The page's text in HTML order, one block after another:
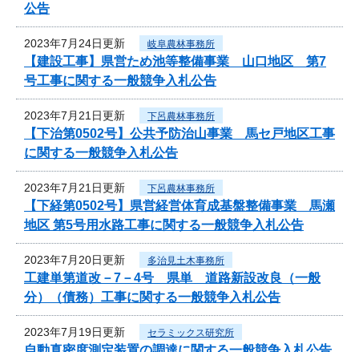
公告
2023年7月24日更新 岐阜農林事務所
【建設工事】県営ため池等整備事業 山口地区 第7
号工事に関する一般競争入札公告
2023年7月21日更新 下呂農林事務所
【下治第0502号】公共予防治山事業 馬セ戸地区工事
に関する一般競争入札公告
2023年7月21日更新 下呂農林事務所
【下経第0502号】県営経営体育成基盤整備事業 馬瀬
地区 第5号用水路工事に関する一般競争入札公告
2023年7月20日更新 多治見土木事務所
工建単第道改－7－4号 県単 道路新設改良（一般
分）（債務）工事に関する一般競争入札公告
2023年7月19日更新 セラミックス研究所